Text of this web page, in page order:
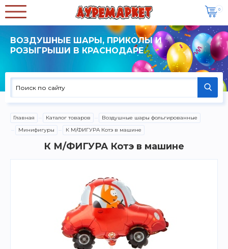
0
ВОЗДУШНЫЕ ШАРЫ, ПРИКОЛЫ И
РОЗЫГРЫШИ В КРАСНОДАРЕ
Главная Каталог товаров
Воздушные шары фольгированные
Минифигуры
К М/ФИГУРА Котэ в машине
К М/ФИГУРА Котэ в машине